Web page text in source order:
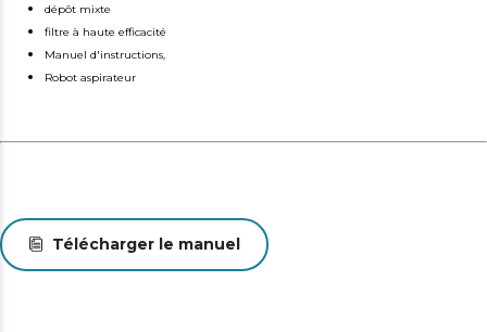
dépôt mixte
filtre à haute efficacité
Manuel d'instructions,
Robot aspirateur
Télécharger le manuel